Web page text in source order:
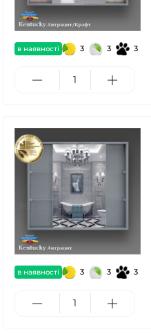
в наявності 3 3 3
в наявності 3 3 3